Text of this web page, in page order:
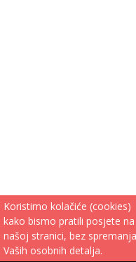
Koristimo kolačiće (cookies)
kako bismo pratili posjete na
našoj stranici, bez spremanja
Vaših osobnih detalja.